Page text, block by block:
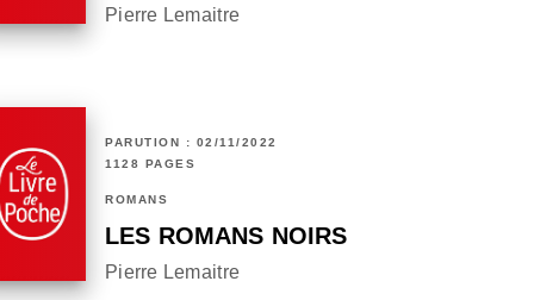
Pierre Lemaitre
PARUTION : 02/11/2022
1128 PAGES
ROMANS
LES ROMANS NOIRS
Pierre Lemaitre